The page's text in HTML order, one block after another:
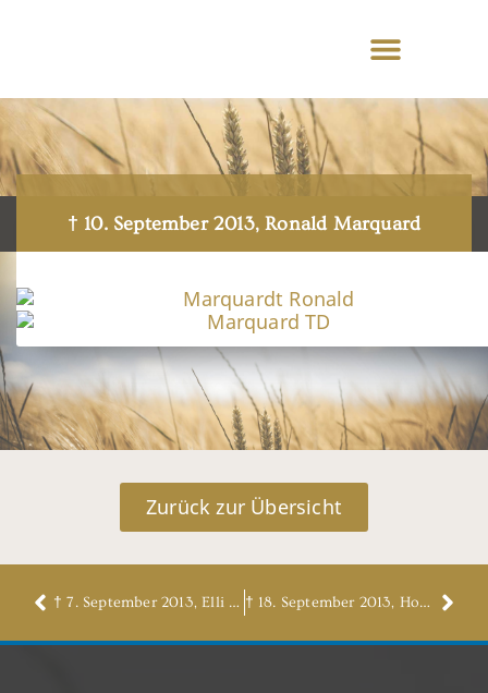
† 10. September 2013, Ronald Marquard
Zurück zur Übersicht
† 7. September 2013, Elli Reiss, geb. Heidebrunn † 18. September 2013, Horst Paulsen